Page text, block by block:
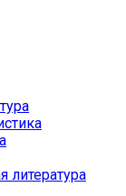
литература